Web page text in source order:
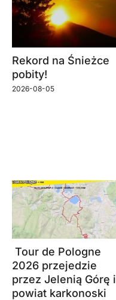
Rekord na Śnieżce
pobity!
2026-08-05
Tour de Pologne
2026 przejedzie
przez Jelenią Górę i
powiat karkonoski